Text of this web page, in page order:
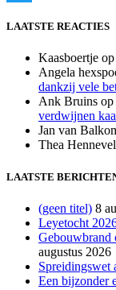
LAATSTE REACTIES
Kaasboertje op
Angela
dankzij vele
Ank Bruins op
verdwijnen
Jan van
Thea
LAATSTE
(geen titel) 8
Leyetocht
Gebouwbrand
augustus 2026
Spreidingswet
Een bijzonder